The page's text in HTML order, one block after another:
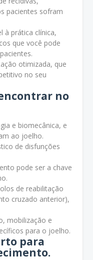
pacientes sofram
à prática clínica,
que você pode
otimizada, que
no seu
no
e biomecânica, e
ao joelho.
de disfunções
pode ser a chave
de reabilitação
cruzado anterior),
mobilização e
para o joelho.
para